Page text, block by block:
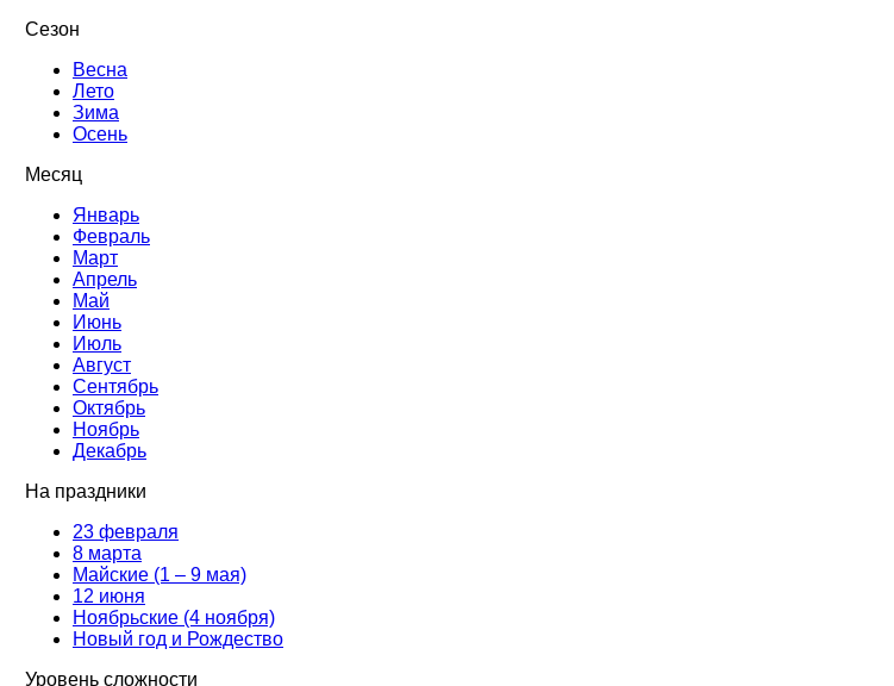
Сезон
Весна
Лето
Зима
Осень
Месяц
Январь
Февраль
Март
Апрель
Май
Июнь
Июль
Август
Сентябрь
Октябрь
Ноябрь
Декабрь
На праздники
23 февраля
8 марта
Майские (1 – 9 мая)
12 июня
Ноябрьские (4 ноября)
Новый год и Рождество
Уровень сложности